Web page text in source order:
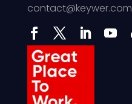
contact@keywer.com